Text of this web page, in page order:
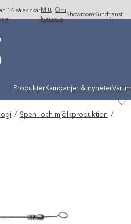
14 så skickar Mitt
konto
Om
oss
Showroom Kundtjänst
Undermeny stängd: Varumärken
ProdukterKampanjer & nyheter
/ Spen- och mjölkproduktion /